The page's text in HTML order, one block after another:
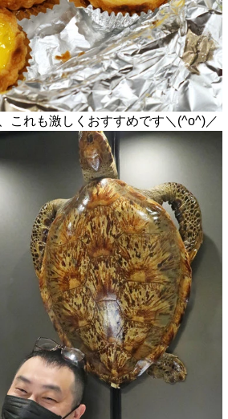
これも激しくおすすめです＼(^o^)／